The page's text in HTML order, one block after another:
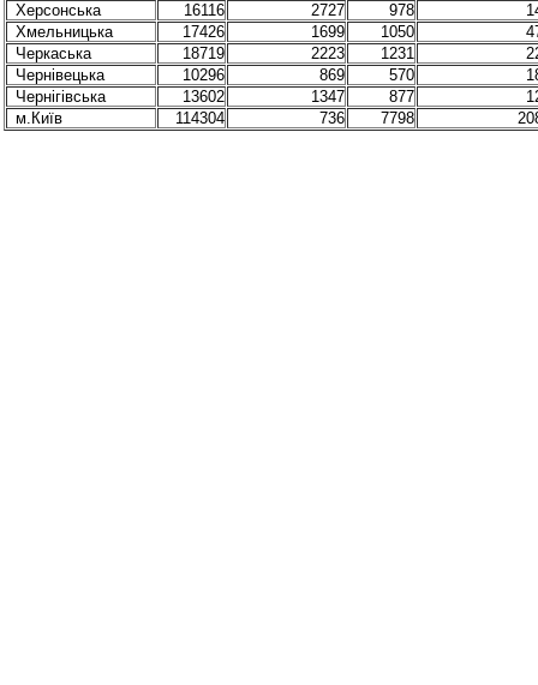
Херсонська
16116 2727 978
Хмельницька
17426 1699 1050
Черкаська
18719 2223 1231
Чернівецька
10296 869 570
Чернігівська
13602 1347 877
м.Київ
114304 736 7798